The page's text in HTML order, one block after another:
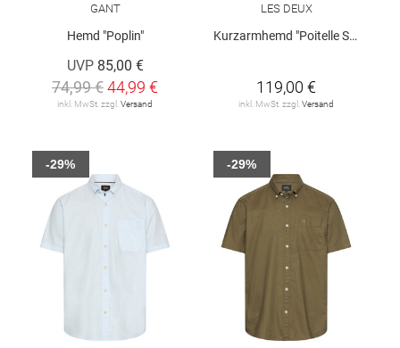
GANT
Hemd "Poplin"
UVP 85,00 €
74,99 €44,99 €
inkl. MwSt. zzgl. Versand
LES DEUX
Kurzarmhemd "Poitelle SS"
119,00 €
inkl. MwSt. zzgl. Versand
-29% -29%